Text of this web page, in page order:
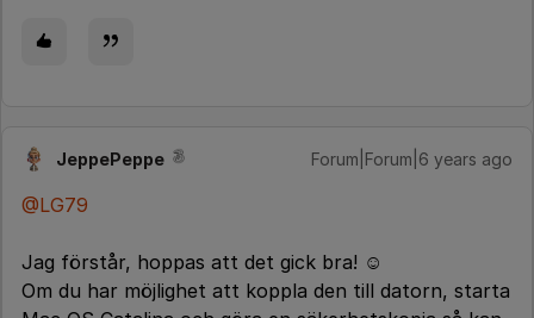
JeppePeppe Forum|Forum|6 years ago
@LG79
Jag förstår, hoppas att det gick bra! ☺️
Om du har möjlighet att koppla den till datorn, starta